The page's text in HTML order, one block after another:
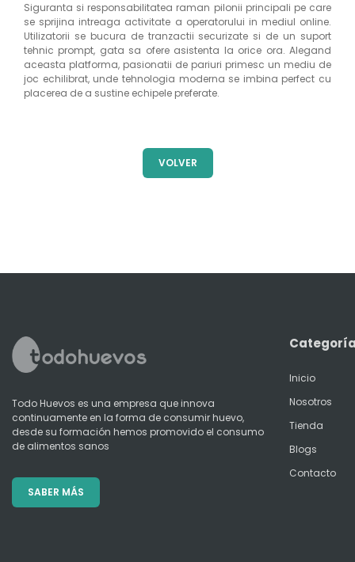
Siguranta si responsabilitatea raman pilonii principali pe care
se sprijina intreaga activitate a operatorului in mediul online.
Utilizatorii se bucura de tranzactii securizate si de un suport
tehnic prompt, gata sa ofere asistenta la orice ora. Alegand
aceasta platforma, pasionatii de pariuri primesc un mediu de
joc echilibrat, unde tehnologia moderna se imbina perfect cu
placerea de a sustine echipele preferate.
VOLVER
Todo Huevos es una empresa que innova
continuamente en la forma de consumir huevo,
desde su formación hemos promovido el consumo
de alimentos sanos
SABER MÁS
Inicio
Nosotros
Tienda
Blogs
Contacto